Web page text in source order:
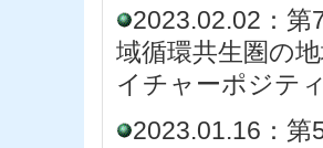
2023.02.02：
域循環共生圏の
イチャーポジテ
2023.01.16：